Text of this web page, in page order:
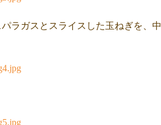
ラガスとスライスした玉ねぎを、中